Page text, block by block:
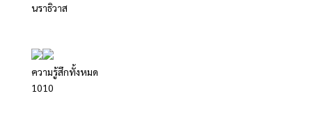
นราธิวาส
ความรู้สึกทั้งหมด
1010